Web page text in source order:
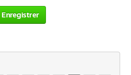
Enregistrer